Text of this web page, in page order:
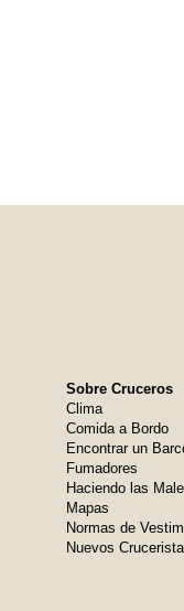
Sobre Cruceros
Clima
Comida a Bordo
Encontrar un
Fumadores
Haciendo las
Mapas
Normas de
Nuevos